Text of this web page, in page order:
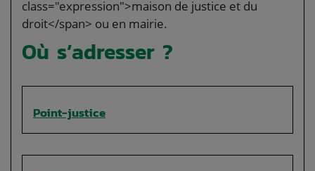
class="expression">maison de justice et du
droit</span> ou en mairie.
Où s’adresser ?
Point-justice